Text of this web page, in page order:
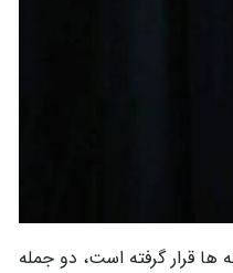
ها قرار گرفته است، دو جمله